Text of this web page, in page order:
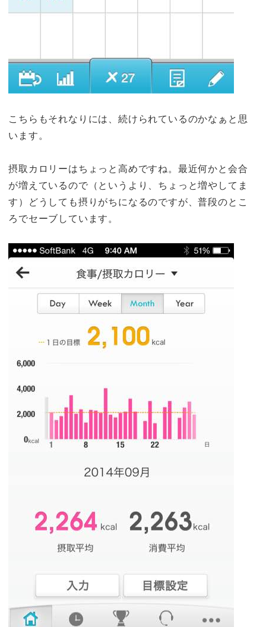
こちらもそれなりには、続けられているのかなぁと思
います。
摂取カロリーはちょっと高めですね。最近何かと会合
が増えているので（というより、ちょっと増やしてま
す）どうしても摂りがちになるのですが、普段のとこ
ろでセーブしています。